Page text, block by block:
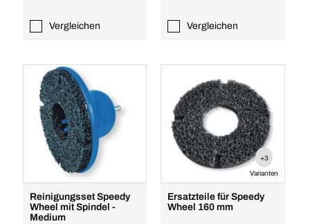
Vergleichen Vergleichen
Reinigungsset Speedy
Wheel mit Spindel -
Medium
+3
Varianten
Ersatzteile für Speedy
Wheel 160 mm